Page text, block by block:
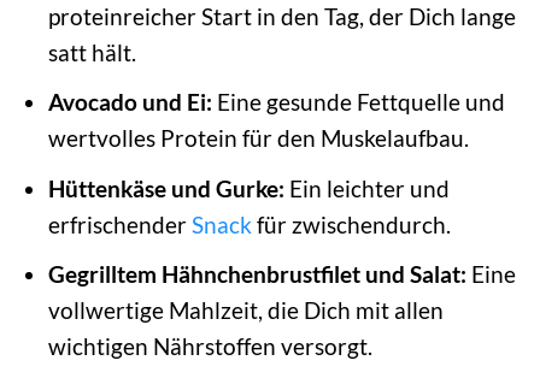
proteinreicher Start in den Tag, der Dich lange
satt hält.
Avocado und Ei: Eine gesunde Fettquelle und
wertvolles Protein für den Muskelaufbau.
Hüttenkäse und Gurke: Ein leichter und
erfrischender Snack für zwischendurch.
Gegrilltem Hähnchenbrustfilet und Salat: Eine
vollwertige Mahlzeit, die Dich mit allen
wichtigen Nährstoffen versorgt.